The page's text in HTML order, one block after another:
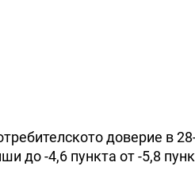
доверие в
до -4,6 пункта от -5,8